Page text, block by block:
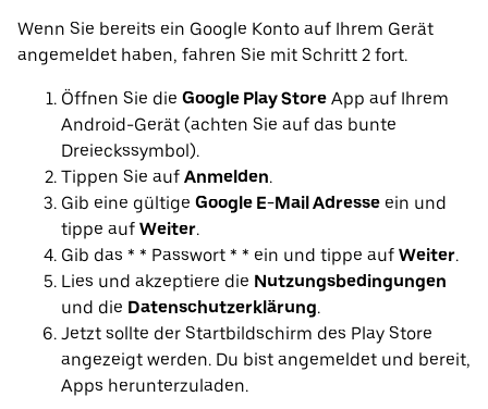
Wenn Sie bereits ein Google Konto auf Ihrem Gerät
angemeldet haben, fahren Sie mit Schritt 2 fort.
Öffnen Sie die Google Play Store App auf Ihrem
Android-Gerät (achten Sie auf das bunte
Dreieckssymbol).
Tippen Sie auf Anmelden.
Gib eine gültige Google E-Mail Adresse ein und
tippe auf Weiter.
Gib das * * Passwort * * ein und tippe auf Weiter.
Lies und akzeptiere die Nutzungsbedingungen
und die Datenschutzerklärung.
Jetzt sollte der Startbildschirm des Play Store
angezeigt werden. Du bist angemeldet und bereit,
Apps herunterzuladen.